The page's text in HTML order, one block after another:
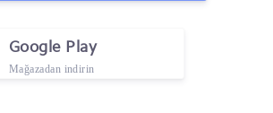
Google Play
Mağazadan indirin